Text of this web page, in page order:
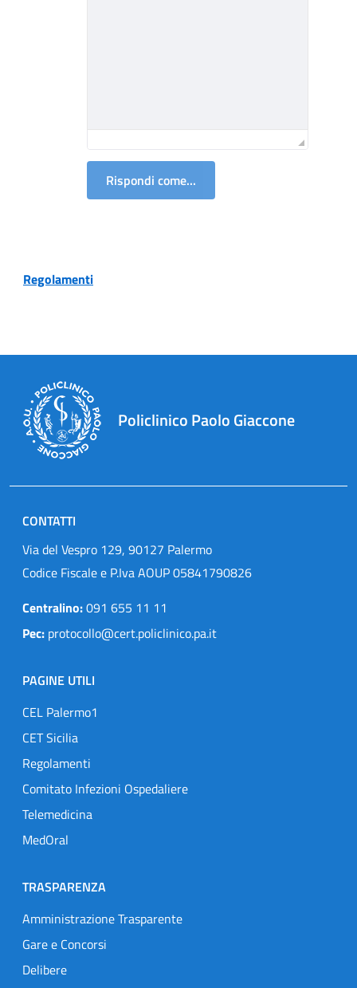
Rispondi come...
Regolamenti
Policlinico Paolo Giaccone
CONTATTI
Via del Vespro 129, 90127 Palermo
Codice Fiscale e P.Iva AOUP 05841790826
Centralino:091 655 11 11
Pec: protocollo@cert.policlinico.pa.it
PAGINE UTILI
CEL Palermo1
CET Sicilia
Regolamenti
Comitato Infezioni Ospedaliere
Telemedicina
MedOral
TRASPARENZA
Amministrazione Trasparente
Gare e Concorsi
Delibere